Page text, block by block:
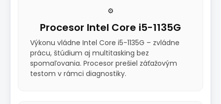
⚙️
Procesor Intel Core i5-1135G
Výkonu vládne Intel Core i5-1135G – zvládne
prácu, štúdium aj multitasking bez
spomaľovania. Procesor prešiel záťažovým
testom v rámci diagnostiky.